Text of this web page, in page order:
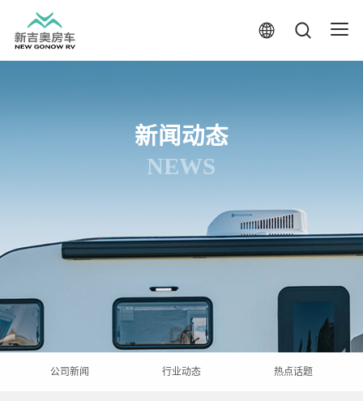
新闻动态
NEWS
公司新闻 行业动态 热点话题